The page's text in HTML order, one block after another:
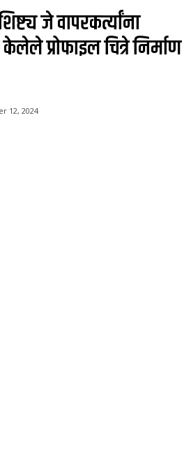
जे वापरकर्त्यांना
प्रोफाइल चित्रे निर्माण
12, 2024